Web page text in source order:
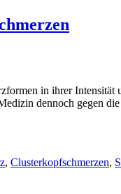
in ihrer
dennoch gegen
, Clusterkopfschmerzen,